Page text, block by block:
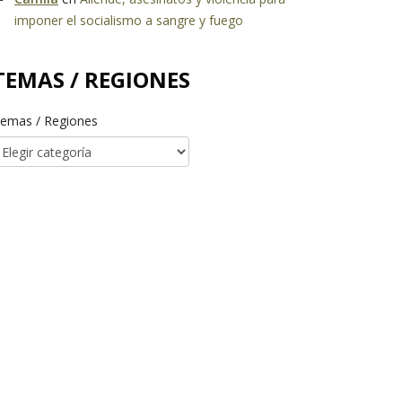
imponer el socialismo a sangre y fuego
/ REGIONES
/ Regiones